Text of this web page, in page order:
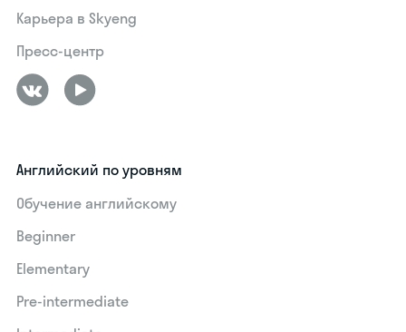
Карьера в Skyeng
Пресс-центр
Английский по уровням
Обучение английскому
Beginner
Elementary
Pre-intermediate